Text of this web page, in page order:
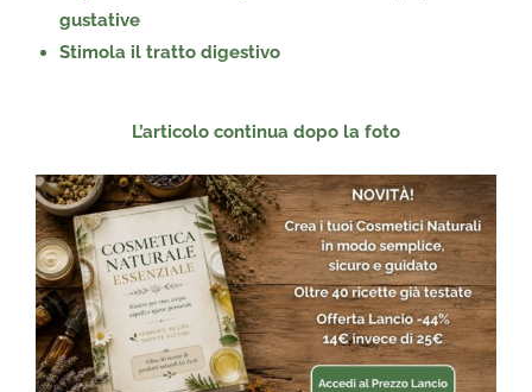
gustative
Stimola il tratto digestivo
L’articolo continua dopo la foto